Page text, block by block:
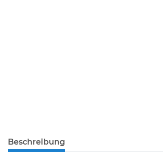
Beschreibung